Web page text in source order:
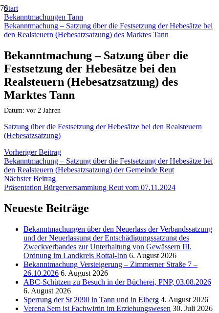
Start
Bekanntmachungen Tann
Bekanntmachung – Satzung über die Festsetzung der Hebesätze bei
den Realsteuern (Hebesatzsatzung) des Marktes Tann
Bekanntmachung – Satzung über die
Festsetzung der Hebesätze bei den
Realsteuern (Hebesatzsatzung) des
Marktes Tann
Datum: vor 2 Jahren
Satzung über die Festsetzung der Hebesätze bei den Realsteuern
(Hebesatzsatzung)
Vorheriger Beitrag
Bekanntmachung – Satzung über die Festsetzung der Hebesätze bei
den Realsteuern (Hebesatzsatzung) der Gemeinde Reut
Nächster Beitrag
Präsentation Bürgerversammlung Reut vom 07.11.2024
Neueste Beiträge
Bekanntmachungen über den Neuerlass der Verbandssatzung
und der Neuerlassung der Entschädigungssatzung des
Zweckverbandes zur Unterhaltung von Gewässern III.
Ordnung im Landkreis Rottal-Inn 6. August 2026
Bekanntmachung Versteigerung – Zimmerner Straße 7 –
26.10.2026 6. August 2026
ABC-Schützen zu Besuch in der Bücherei, PNP, 03.08.2026
6. August 2026
Sperrung der St 2090 in Tann und in Eiberg 4. August 2026
Verena Sem ist Fachwirtin im Erziehungswesen 30. Juli 2026